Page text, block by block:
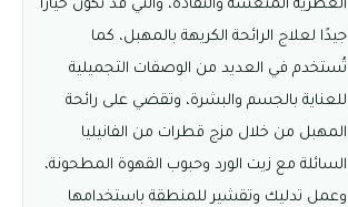
العطرية المنعشة والنفاذة، والتي قد تكون خيارًا
جيدًا لعلاج الرائحة الكريهة بالمهبل، كما
تُستخدم في العديد من الوصفات التجميلية
للعناية بالجسم والبشرة، وتقضي على رائحة
المهبل من خلال مزج قطرات من الفانيليا
السائلة مع زيت الورد وحبوب القهوة المطحونة،
وعمل تدليك وتقشير للمنطقة باستخدامها